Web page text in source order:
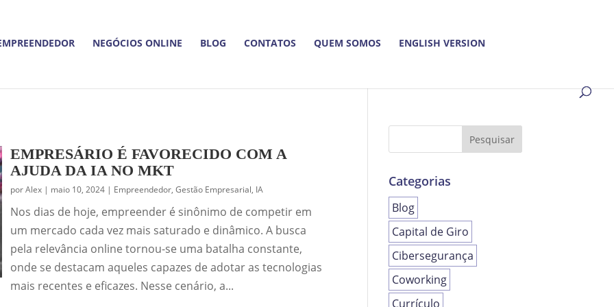
NEGÓCIOS ONLINE BLOG CONTATOS QUEM SOMOS ENGLISH VERSION
EMPRESÁRIO É FAVORECIDO COM A
AJUDA DA IA NO MKT
porAlex | maio 10, 2024 | Empreendedor,Gestão Empresarial, IA
Nos dias de hoje, empreender é sinônimo de competir em
um mercado cada vez mais saturado e dinâmico. A busca
pela relevância online tornou-se uma batalha constante,
onde se destacam aqueles capazes de adotar as tecnologias
mais recentes e eficazes. Nesse cenário, a...
Categorias
Blog
Capital de Giro
Cibersegurança
Coworking
Currículo